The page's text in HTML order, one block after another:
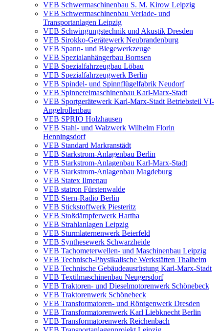
VEB Schwermaschinenbau S. M. Kirow Leipzig
VEB Schwermaschinenbau Verlade- und
Transportanlagen Leipzig
VEB Schwingungstechnik und Akustik Dresden
VEB Sirokko-Gerätewerk Neubrandenburg
VEB Spann- und Biegewerkzeuge
VEB Spezialanhängerbau Bornsen
VEB Spezialfahrzeugbau Löbau
VEB Spezialfahrzeugwerk Berlin
VEB Spindel- und Spinnflügelfabrik Neudorf
VEB Spinnereimaschinenbau Karl-Marx-Stadt
VEB Sportgerätewerk Karl-Marx-Stadt Betriebsteil VI-
Angelrollenbau
VEB SPRIO Holzhausen
VEB Stahl- und Walzwerk Wilhelm Florin
Henningsdorf
VEB Standard Markranstädt
VEB Starkstrom-Anlagenbau Berlin
VEB Starkstrom-Anlagenbau Karl-Marx-Stadt
VEB Starkstrom-Anlagenbau Magdeburg
VEB Statex Ilmenau
VEB statron Fürstenwalde
VEB Stern-Radio Berlin
VEB Stickstoffwerk Piesteritz
VEB Stoßdämpferwerk Hartha
VEB Strahlanlagen Leipzig
VEB Sturmlaternenwerk Beierfeld
VEB Synthesewerk Schwarzheide
VEB Tachometerwellen- und Maschinenbau Leipzig
VEB Technisch-Physikalische Werkstätten Thalheim
VEB Technische Gebäudeausrüstung Karl-Marx-Stadt
VEB Textilmaschinenbau Neugersdorf
VEB Traktoren- und Dieselmotorenwerk Schönebeck
VEB Traktorenwerk Schönebeck
VEB Transformatoren- und Röntgenwerk Dresden
VEB Transformatorenwerk Karl Liebknecht Berlin
VEB Transformatorenwerk Reichenbach